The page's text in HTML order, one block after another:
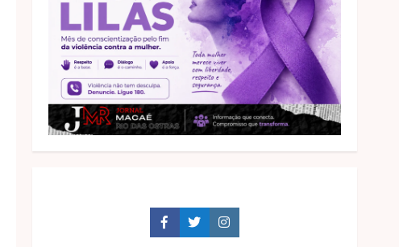
Facebook
TwitterInstagram